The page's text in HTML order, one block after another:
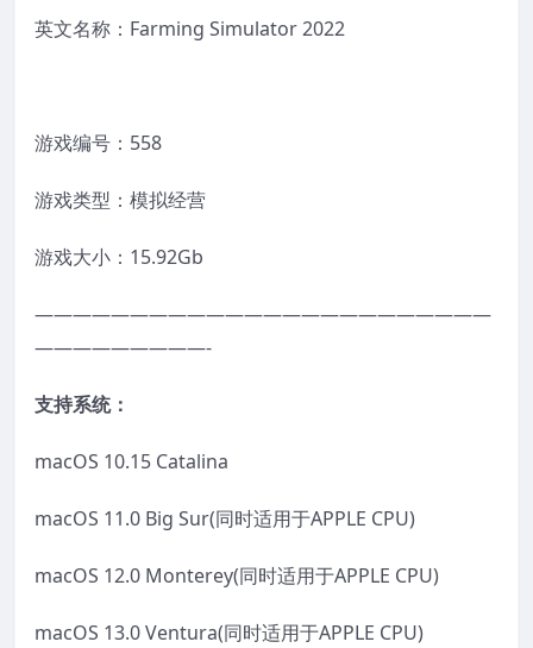
英文名称：Farming Simulator 2022
游戏编号：558
游戏类型：模拟经营
游戏大小：15.92Gb
————————————————————————
—————————-
支持系统：
macOS 10.15 Catalina
macOS 11.0 Big Sur(同时适用于APPLE CPU)
macOS 12.0 Monterey(同时适用于APPLE CPU)
macOS 13.0 Ventura(同时适用于APPLE CPU)